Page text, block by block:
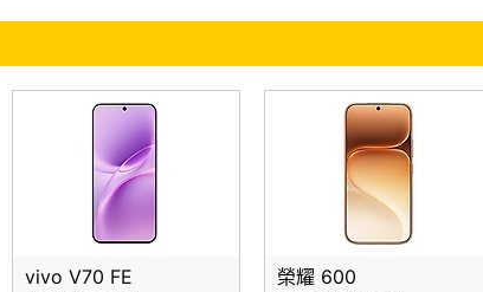
vivo V70 FE
榮耀 600